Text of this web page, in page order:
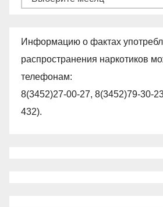
Информацию о фактах
распространения наркотиков
телефонам:
8(3452)27-00-27, 8(3452)79-30-
432).